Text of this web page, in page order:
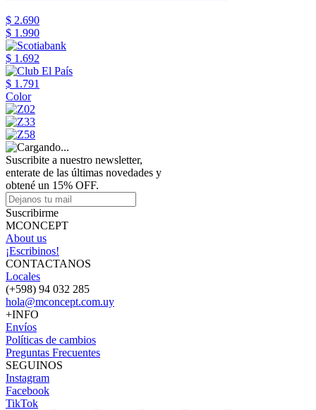
$ 2.690
$ 1.990
$ 1.692
$ 1.791
Color
Suscribite a nuestro newsletter,
enterate de las últimas novedades y
obtené un 15% OFF.
Suscribirme
MCONCEPT
About us
¡Escribinos!
CONTACTANOS
Locales
(+598) 94 032 285
hola@mconcept.com.uy
+INFO
Envíos
Políticas de cambios
Preguntas Frecuentes
SEGUINOS
Instagram
Facebook
TikTok